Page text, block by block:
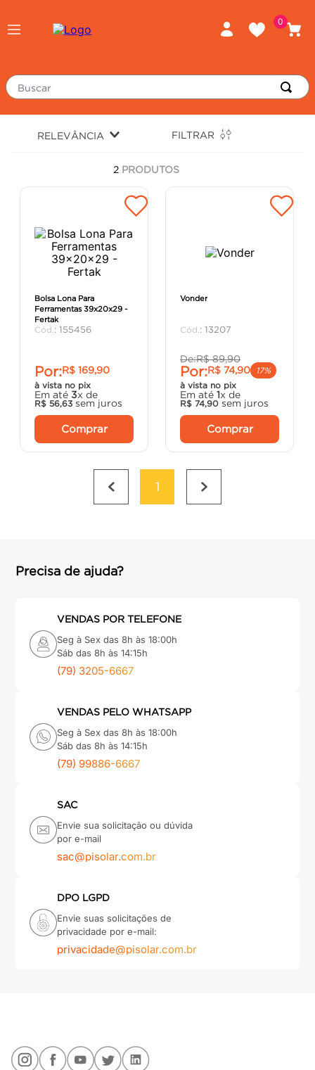
0
Buscar
RELEVÂNCIA FILTRAR
2 PRODUTOS
Bolsa Lona Para
Ferramentas 39x20x29 -
Fertak
: 155456
Por:R$ 169,90
à vista no pix
Em até 3x de
R$ 56,63 sem juros
Comprar
Vonder
: 13207
De:R$ 89,90
Por:R$ 74,90
17%
à vista no pix
Em até 1x de
R$ 74,90 sem juros
Comprar
1
Precisa de ajuda?
VENDAS POR TELEFONE
Seg à Sex das 8h às 18:00h
Sáb das 8h às 14:15h
(79) 3205-6667
VENDAS PELO WHATSAPP
Seg à Sex das 8h às 18:00h
Sáb das 8h às 14:15h
(79) 99886-6667
SAC
Envie sua solicitação ou dúvida
por e-mail
sac@pisolar.com.br
DPO LGPD
Envie suas solicitações de
privacidade por e-mail:
privacidade@pisolar.com.br
massa corrida
chuveiro
argamassa
porta
º cadeira